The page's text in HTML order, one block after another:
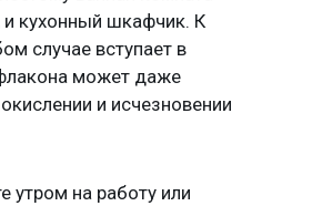
кухонный шкафчик. К
случае вступает в
может даже
и исчезновении
утром на работу или